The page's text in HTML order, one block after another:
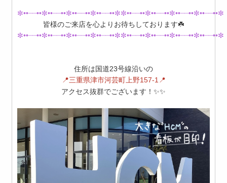
✼••┈┈••✼••┈┈••✼••┈┈••✼••┈┈••✼✼••┈┈••✼••┈┈••✼••┈┈••✼••┈┈••✼
皆様のご来店を心よりお待ちしております☘️
✼••┈┈••✼••┈┈••✼••┈┈••✼••┈┈••✼✼••┈┈••✼••┈┈••✼••┈┈••✼••┈┈••✼
住所は国道23号線沿いの
📍三重県津市河芸町上野157-1📍
アクセス抜群でございます！✨✨